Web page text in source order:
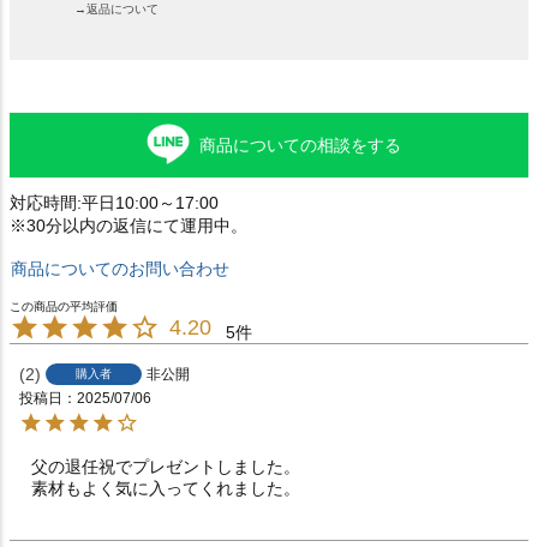
→返品について
商品についての相談をする
対応時間:平日10:00～17:00
※30分以内の返信にて運用中。
商品についてのお問い合わせ
4.20 5
2 購入者
非公開
投稿日
2025/07/06
父の退任祝でプレゼントしました。
素材もよく気に入ってくれました。